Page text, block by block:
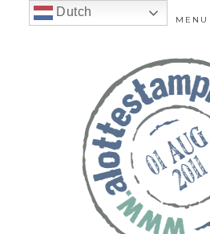
MENU
Dutch